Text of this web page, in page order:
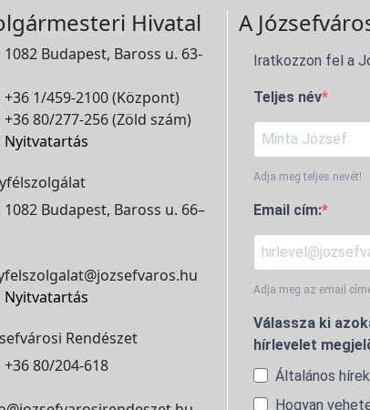
Hivatal
1082 Budapest, Baross u. 63-
+36 1/459-2100 (Központ)
+36 80/277-256 (Zöld szám)
Nyitvatartás
1082 Budapest, Baross u. 66–
Nyitvatartás
Rendészet
+36 80/204-618
A
Iratkozzon fel a
Teljes név
Adja meg teljes nevét!
Email cím:
Adja meg az email
Válassza ki
hírlevelet
Általános hírek
Hogyan